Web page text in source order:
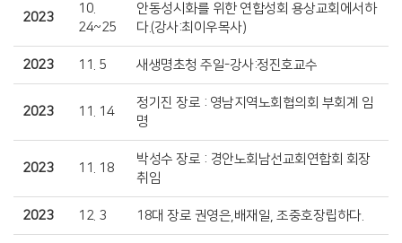
2023
10.
24~25
안동성시화를 위한 연합성회 용상교회에서하
다.(강사:최이우목사)
2023 11. 5 새생명초청 주일-강사:정진호교수
2023 11. 14
정기진 장로 : 영남지역노회협의회 부회계 임
명
2023 11. 18
박성수 장로 : 경안노회남선교회연합회 회장
취임
2023 12. 3 18대 장로 권영은,배재일, 조중호장립하다.